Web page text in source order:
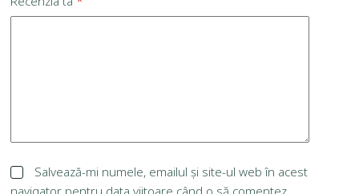
Salvează-mi numele, emailul și site-ul web în acest